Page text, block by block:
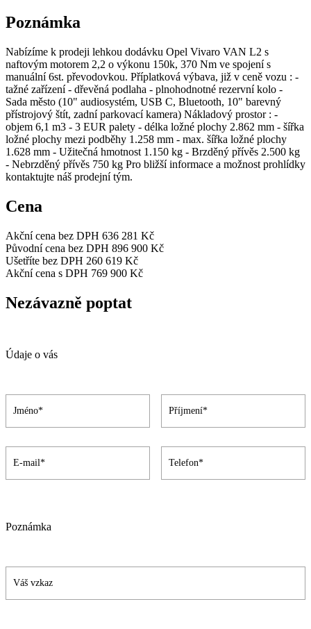
Poznámka
Nabízíme k prodeji lehkou dodávku Opel Vivaro VAN L2 s
naftovým motorem 2,2 o výkonu 150k, 370 Nm ve spojení s
manuální 6st. převodovkou. Příplatková výbava, již v ceně vozu : -
tažné zařízení - dřevěná podlaha - plnohodnotné rezervní kolo -
Sada město (10" audiosystém, USB C, Bluetooth, 10" barevný
přístrojový štít, zadní parkovací kamera) Nákladový prostor : -
objem 6,1 m3 - 3 EUR palety - délka ložné plochy 2.862 mm - šířka
ložné plochy mezi podběhy 1.258 mm - max. šířka ložné plochy
1.628 mm - Užitečná hmotnost 1.150 kg - Brzděný přívěs 2.500 kg
- Nebrzděný přívěs 750 kg Pro bližší informace a možnost prohlídky
kontaktujte náš prodejní tým.
Cena
Akční cena bez DPH 636 281 Kč
Původní cena bez DPH 896 900 Kč
Ušetříte bez DPH 260 619 Kč
Akční cena s DPH 769 900 Kč
Nezávazně poptat
Údaje o vás
Poznámka